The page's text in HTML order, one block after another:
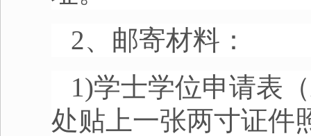
2、邮寄材料：
1)学士学位申请表
处贴上一张两寸证件